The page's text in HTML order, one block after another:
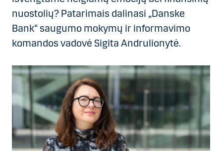
nuostolių? Patarimais dalinasi „Danske
Bank“ saugumo mokymų ir informavimo
komandos vadovė Sigita Andrulionytė.